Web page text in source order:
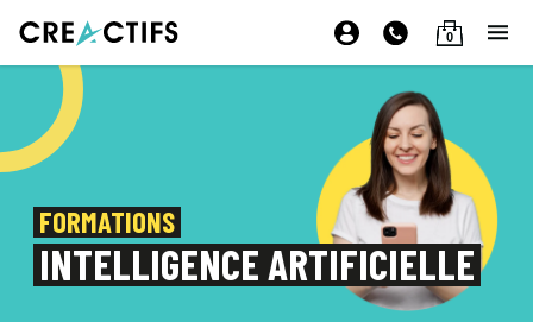
0
FORMATIONS
INTELLIGENCE ARTIFICIELLE